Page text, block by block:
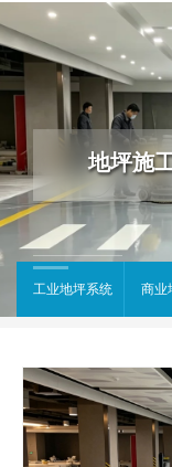
地坪施
工业地坪系统 商业